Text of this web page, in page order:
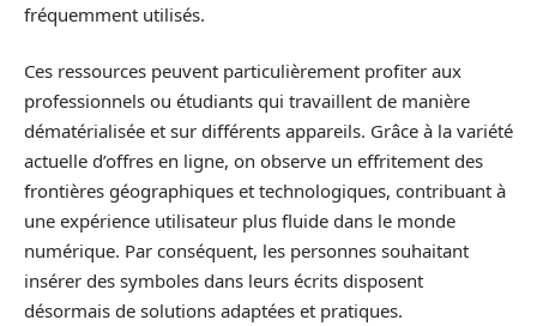
fréquemment utilisés.
Ces ressources peuvent particulièrement profiter aux
professionnels ou étudiants qui travaillent de manière
dématérialisée et sur différents appareils. Grâce à la variété
actuelle d’offres en ligne, on observe un effritement des
frontières géographiques et technologiques, contribuant à
une expérience utilisateur plus fluide dans le monde
numérique. Par conséquent, les personnes souhaitant
insérer des symboles dans leurs écrits disposent
désormais de solutions adaptées et pratiques.